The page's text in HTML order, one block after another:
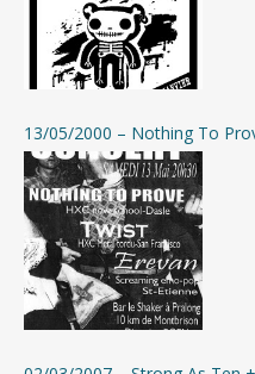
Cliquer pour
(format mp3
13/05/2000 – Nothing To